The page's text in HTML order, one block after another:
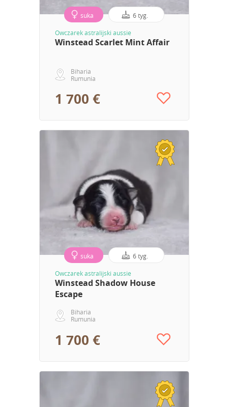
suka 6 tyg.
Owczarek astralijski aussie
Winstead Scarlet Mint Affair
Biharia
Rumunia
1 700 €
suka 6 tyg.
Owczarek astralijski aussie
Winstead Shadow House
Escape
Biharia
Rumunia
1 700 €